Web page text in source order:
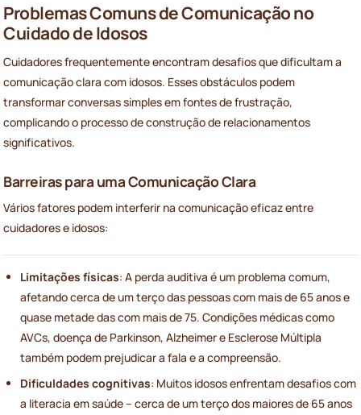
Problemas Comuns de Comunicação no
Cuidado de Idosos
Cuidadores frequentemente encontram desafios que dificultam a
comunicação clara com idosos. Esses obstáculos podem
transformar conversas simples em fontes de frustração,
complicando o processo de construção de relacionamentos
significativos.
Barreiras para uma Comunicação Clara
Vários fatores podem interferir na comunicação eficaz entre
cuidadores e idosos:
Limitações físicas: A perda auditiva é um problema comum,
afetando cerca de um terço das pessoas com mais de 65 anos e
quase metade das com mais de 75. Condições médicas como
AVCs, doença de Parkinson, Alzheimer e Esclerose Múltipla
também podem prejudicar a fala e a compreensão.
Dificuldades cognitivas: Muitos idosos enfrentam desafios com
a literacia em saúde – cerca de um terço dos maiores de 65 anos